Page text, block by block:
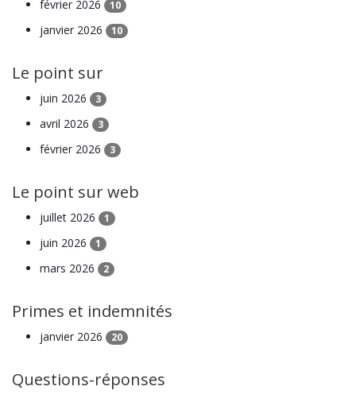
février 2026 10
janvier 2026 10
Le point sur
juin 2026 3
avril 2026 3
février 2026 3
Le point sur web
juillet 2026 1
juin 2026 1
mars 2026 2
Primes et indemnités
janvier 2026 20
Questions-réponses